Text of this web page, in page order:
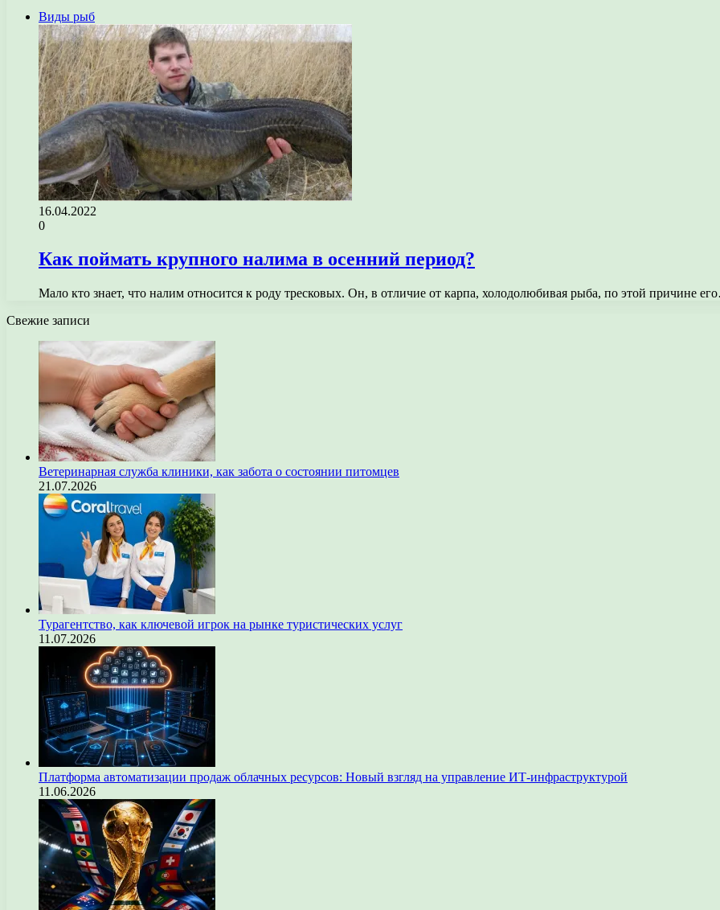
Виды рыб
16.04.2022
0
Как поймать крупного налима в осенний период?
Мало кто знает, что налим относится к роду тресковых. Он, в отличие от карпа, холодолюбивая рыба, по этой причине
Свежие записи
Ветеринарная служба клиники, как забота о состоянии питомцев
21.07.2026
Турагентство, как ключевой игрок на рынке туристических услуг
11.07.2026
Платформа автоматизации продаж облачных ресурсов: Новый взгляд на управление ИТ-инфраструктурой
11.06.2026